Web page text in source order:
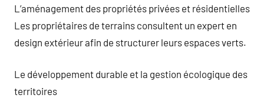
L’aménagement des propriétés privées et résidentielles
Les propriétaires de terrains consultent un expert en
design extérieur afin de structurer leurs espaces verts.
Le développement durable et la gestion écologique des
territoires